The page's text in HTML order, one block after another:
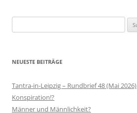
nach:
NEUESTE BEITRÄGE
Tantra-in-Leipzig – Rundbrief 48 (Mai 2026)
Konspiration!?
Männer und Männlichkeit?